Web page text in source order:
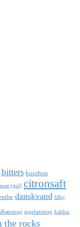
bitters bourbon
(gul) citronsaft
danskvand filby
ingefærsirup kahlua
the rocks